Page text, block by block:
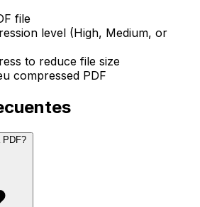
file
level (High, Medium, or
to reduce file size
compressed PDF
PDF?